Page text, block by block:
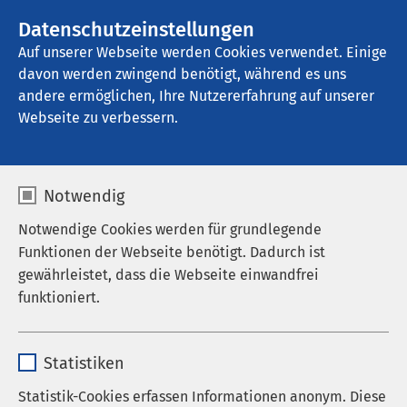
Datenschutzeinstellungen
Auf unserer Webseite werden Cookies verwendet. Einige
davon werden zwingend benötigt, während es uns
andere ermöglichen, Ihre Nutzererfahrung auf unserer
Webseite zu verbessern.
Notwendig
Notwendige Cookies werden für grundlegende
Funktionen der Webseite benötigt. Dadurch ist
gewährleistet, dass die Webseite einwandfrei
funktioniert.
Anbieter sgalinski
Statistiken
Statistik-Cookies erfassen Informationen anonym. Diese
AMEOS Klinikum Osnabrück
Facharztweiterbildung